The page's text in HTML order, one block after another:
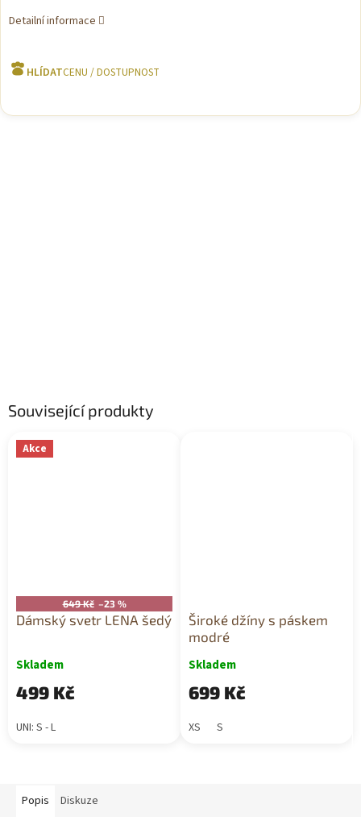
Detailní informace
HLÍDAT
Související produkty
Akce
649 Kč –23 %
Dámský svetr LENA šedý
Skladem
499 Kč
UNI: S - L
Široké džíny s páskem
modré
Skladem
699 Kč
XS S
Popis Diskuze